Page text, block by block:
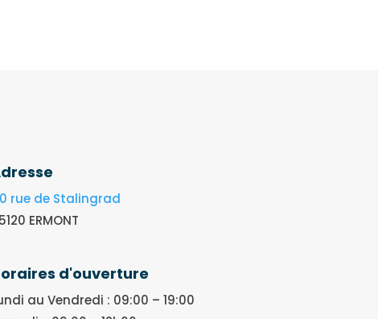
rue de Stalingrad
ERMONT
d'ouverture
au Vendredi : 09:00 – 19:00